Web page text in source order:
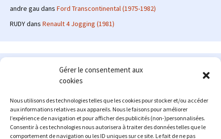
Gérer le consentement aux
cookies
Nous utilisons des technologies telles que les cookies pour stocker et/ou accéder
aux informations relatives aux appareils. Nous le faisons pour améliorer
l’expérience de navigation et pour afficher des publicités (non-)personnalisées.
Consentir à ces technologies nous autorisera à traiter des données telles que le
comportement de navigation ou les ID uniques sur ce site. Le fait de ne pas
andre gau dans Ford Transcontinental (1975-1982)
RUDYdans Renault 4 Jogging (1981)
Le site en quelques mots
: passionné d'automobile ancienne depuis de
nombreuses années, j'ai commencé à partager ma passion sur
internet à partir de 2009 au travers d'un blog qui a connu un relatif
succès. Fin 2013, je décide de prendre mon autonomie et me lancer
avec mon propre site : l'Automobile Ancienne.
Me contacter : alex(at)lautomobileancienne.com